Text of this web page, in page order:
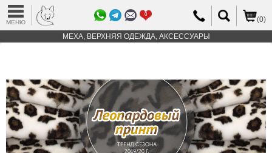
МЕНЮ
0
(0)
МЕХА, ВЕРХНЯЯ ОДЕЖДА, АКСЕССУАРЫ